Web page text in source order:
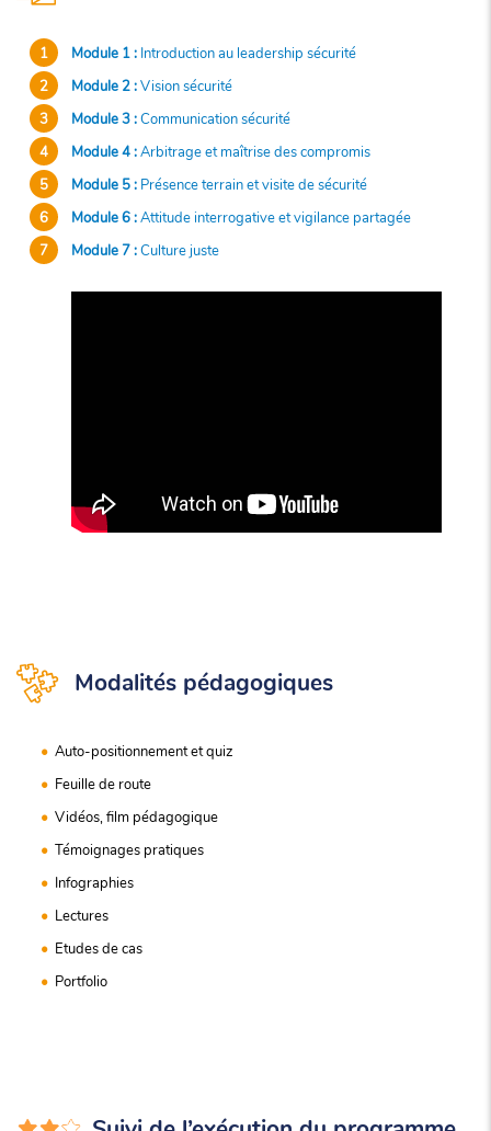
Module 1 : Introduction au leadership sécurité
Module 2 :Vision sécurité
Module 3 :Communication sécurité
Module 4 :Arbitrage et maîtrise des compromis
Module 5 : Présence terrain et visite de sécurité
Module 6 :Attitude interrogative et vigilance partagée
Module 7 :Culture juste
Modalités pédagogiques
Auto-positionnement et quiz
Feuille de route
Vidéos, film pédagogique
Témoignages pratiques
Infographies
Lectures
Etudes de cas
Portfolio